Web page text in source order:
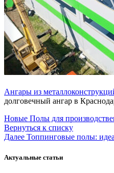
Ангары из
долговечный ангар в
Новые Полы для
Вернуться к списку
Далее Топпинговые полы:
Актуальные статьи